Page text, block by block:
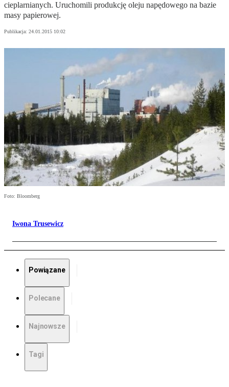
cieplarnianych. Uruchomili produkcję oleju napędowego na bazie
masy papierowej.
Publikacja: 24.01.2015 10:02
Foto: Bloomberg
Iwona Trusewicz
Powiązane
Polecane
Najnowsze
Tagi